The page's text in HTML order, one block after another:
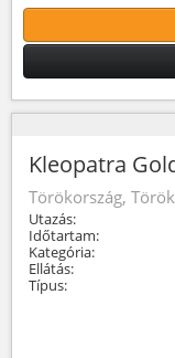
Kleopatra
Törökország,
Utazás:
Időtartam:
Kategória:
Ellátás:
Típus: